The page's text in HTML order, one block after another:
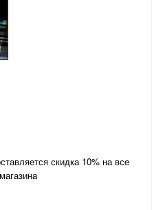
скидка 10% на все